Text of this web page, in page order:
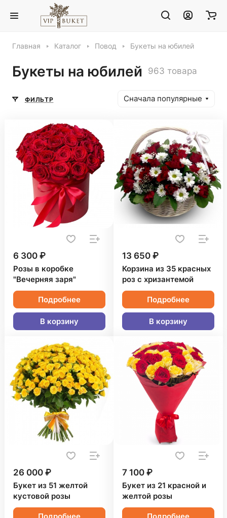
Главная Каталог Повод Букеты на юбилей
Букеты на юбилей 963 товара
ФИЛЬТР Сначала популярные
6 300 ₽
Розы в коробке
"Вечерняя заря"
Подробнее
В корзину
13 650 ₽
Корзина из 35 красных
роз с хризантемой
Подробнее
В корзину
26 000 ₽
Букет из 51 желтой
кустовой розы
7 100 ₽
Букет из 21 красной и
желтой розы